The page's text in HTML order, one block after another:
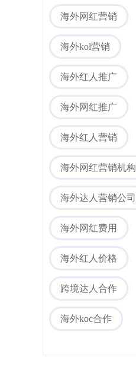
Tiktok海外营销
海外网红营销
海外网红营销
海外kol营销
海外红人推广
海外网红推广
海外红人营销
海外网红营销机构
海外达人营销公司
海外网红费用
海外红人价格
跨境达人合作
海外koc合作